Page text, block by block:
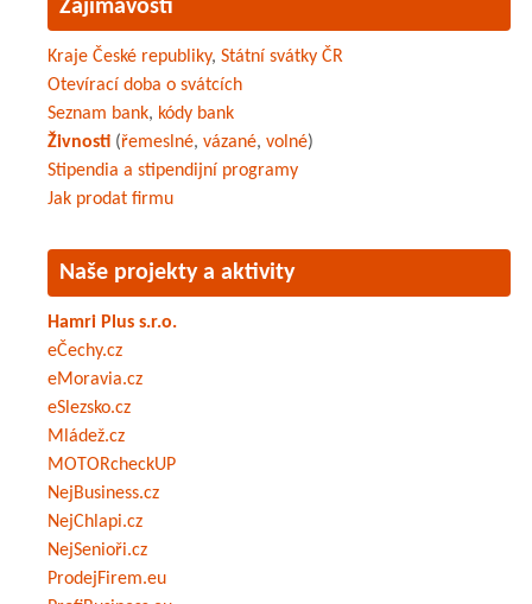
Zajímavosti
Kraje České republiky, Státní svátky ČR
Otevírací doba o svátcích
Seznam bank, kódy bank
Živnosti (řemeslné, vázané, volné)
Stipendia a stipendijní programy
Jak prodat firmu
Naše projekty a aktivity
Hamri Plus s.r.o.
eČechy.cz
eMoravia.cz
eSlezsko.cz
Mládež.cz
MOTORcheckUP
NejBusiness.cz
NejChlapi.cz
NejSenioři.cz
ProdejFirem.eu